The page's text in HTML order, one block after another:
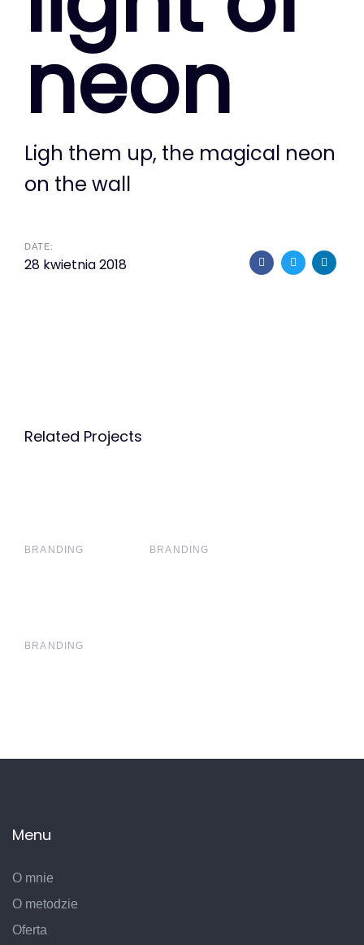
neon
Ligh them up, the magical neon
on the wall
DATE:
28 kwietnia 2018
Related Projects
BRANDING BRANDING
BRANDING
Menu
O mnie
O metodzie
Oferta